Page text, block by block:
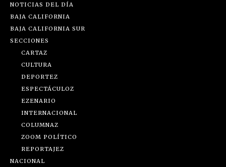
NOTICIAS DEL DÍA
BAJA CALIFORNIA
BAJA CALIFORNIA SUR
SECCIONES
CARTAZ
CULTURA
DEPORTEZ
ESPECTÁCULOZ
EZENARIO
INTERNACIONAL
COLUMNAZ
ZOOM POLÍTICO
REPORTAJEZ
NACIONAL